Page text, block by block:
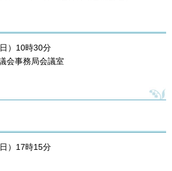
）10時30分
会事務局会議室
）17時15分